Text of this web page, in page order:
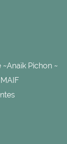
Pichon ~
MAIF